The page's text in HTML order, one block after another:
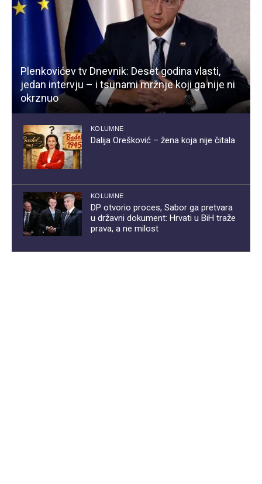
Plenkovićev tv Dnevnik: Deset godina vlasti,
jedan intervju – i tsunami mržnje koji ga nije ni
okrznuo
KOLUMNE
Dalija Orešković – žena koja nije čitala
KOLUMNE
DP otvorio proces, Sabor ga pretvara
u državni dokument: Hrvati u BiH traže
prava, a ne milost